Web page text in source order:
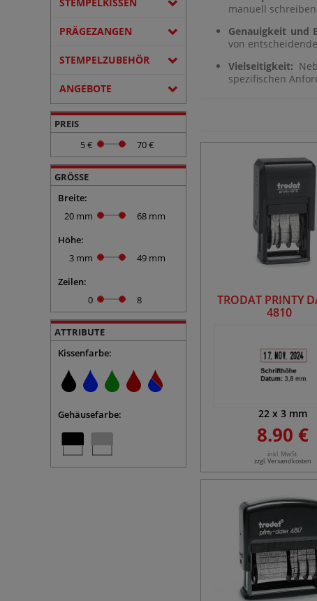
PRÄGEZANGEN
STEMPELZUBEHÖR
ANGEBOTE
PREIS
5 €
70 €
GRÖSSE
Breite:
20 mm
68 mm
Höhe:
3 mm
49 mm
Zeilen:
0
8
ATTRIBUTE
Kissenfarbe:
Gehäusefarbe:
manuell
Genauigkeit und
von
Vielseitigkeit:
spezifischen
TRODAT PRINTY
4810
22 x 3 mm
8.90 €
inkl. MwSt.
zzgl. Versandkosten